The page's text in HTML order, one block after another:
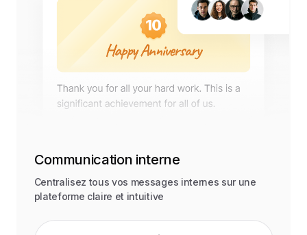
Communication interne
Centralisez tous vos messages internes sur une
plateforme claire et intuitive